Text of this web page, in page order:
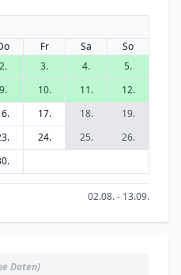
Fr Sa
So
2. 3. 4.
5.
9. 10. 11.
12.
17. 18.
19.
24. 25.
26.
02.08. - 13.09.
Daten)